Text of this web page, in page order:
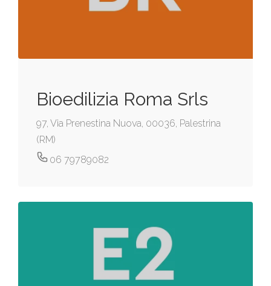
Bioedilizia Roma Srls
97, Via Prenestina Nuova, 00036, Palestrina
(RM)
06 79789082